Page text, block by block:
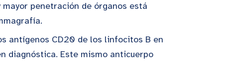
penetración de órganos está
antígenos CD20 de los linfocitos B en
diagnóstica. Este mismo anticuerpo